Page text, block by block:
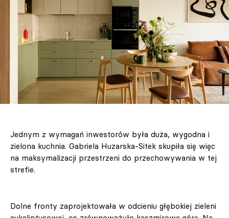
Jednym z wymagań inwestorów była duża, wygodna i
zielona kuchnia. Gabriela Huzarska-Sitek skupiła się więc
na maksymalizacji przestrzeni do przechowywania w tej
strefie.
Dolne fronty zaprojektowała w odcieniu głębokiej zieleni